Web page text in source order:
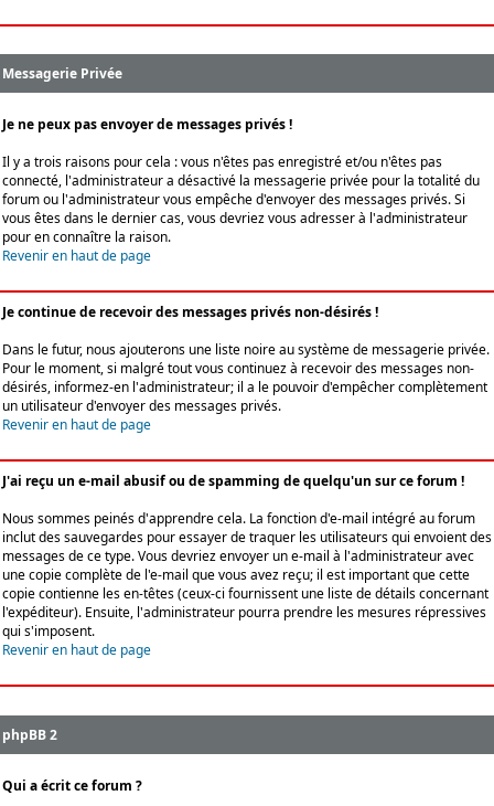
Messagerie Privée
Je ne peux pas envoyer de messages privés !
Il y a trois raisons pour cela : vous n'êtes pas enregistré et/ou n'êtes pas
connecté, l'administrateur a désactivé la messagerie privée pour la totalité du
forum ou l'administrateur vous empêche d'envoyer des messages privés. Si
vous êtes dans le dernier cas, vous devriez vous adresser à l'administrateur
pour en connaître la raison.
Revenir en haut de page
Je continue de recevoir des messages privés non-désirés !
Dans le futur, nous ajouterons une liste noire au système de messagerie privée.
Pour le moment, si malgré tout vous continuez à recevoir des messages non-
désirés, informez-en l'administrateur; il a le pouvoir d'empêcher complètement
un utilisateur d'envoyer des messages privés.
Revenir en haut de page
J'ai reçu un e-mail abusif ou de spamming de quelqu'un sur ce forum !
Nous sommes peinés d'apprendre cela. La fonction d'e-mail intégré au forum
inclut des sauvegardes pour essayer de traquer les utilisateurs qui envoient des
messages de ce type. Vous devriez envoyer un e-mail à l'administrateur avec
une copie complète de l'e-mail que vous avez reçu; il est important que cette
copie contienne les en-têtes (ceux-ci fournissent une liste de détails concernant
l'expéditeur). Ensuite, l'administrateur pourra prendre les mesures répressives
qui s'imposent.
Revenir en haut de page
phpBB 2
Qui a écrit ce forum ?